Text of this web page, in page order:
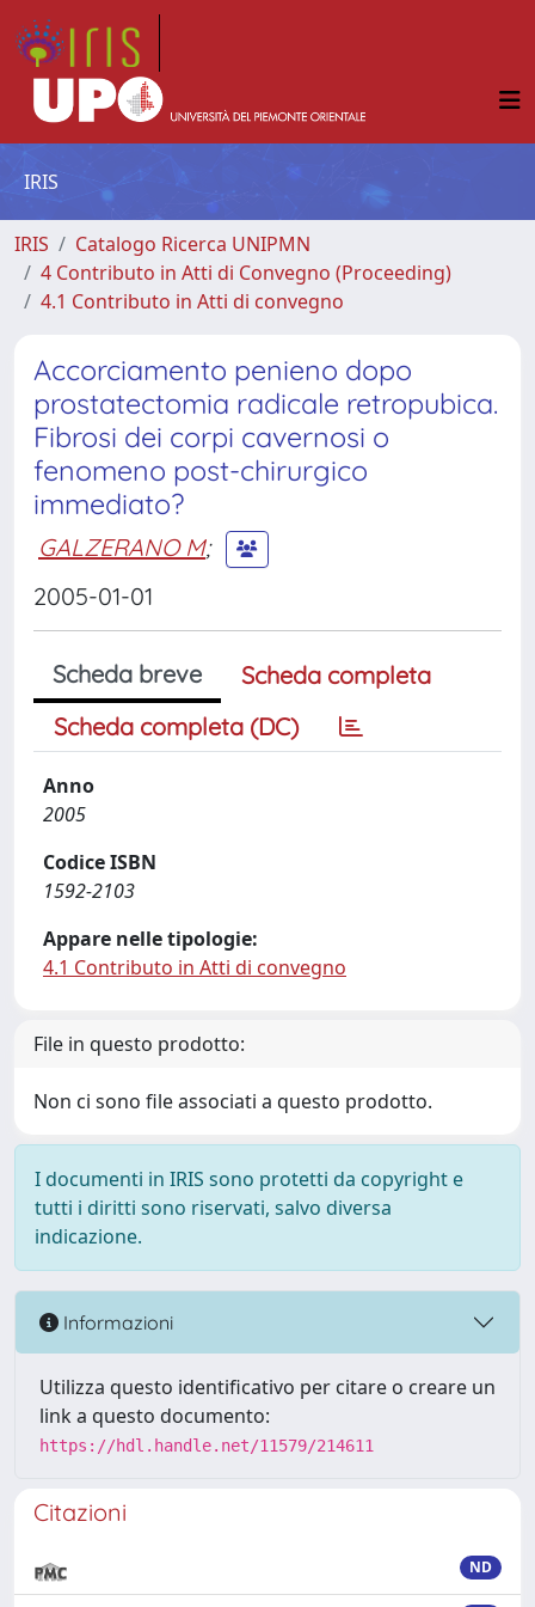
IRIS
IRIS
Catalogo Ricerca UNIPMN
4 Contributo in Atti di Convegno (Proceeding)
4.1 Contributo in Atti di convegno
Accorciamento penieno dopo
prostatectomia radicale retropubica.
Fibrosi dei corpi cavernosi o
fenomeno post-chirurgico
immediato?
GALZERANO M;
2005-01-01
Scheda breve
Scheda completa
Scheda completa (DC)
Anno
2005
Codice ISBN
1592-2103
Appare nelle tipologie:
4.1 Contributo in Atti di convegno
File in questo prodotto:
Non ci sono file associati a questo prodotto.
I documenti in IRIS sono protetti da copyright e
tutti i diritti sono riservati, salvo diversa
indicazione.
Informazioni
Utilizza questo identificativo per citare o creare un
link a questo documento:
https://hdl.handle.net/11579/214611
Citazioni
ND